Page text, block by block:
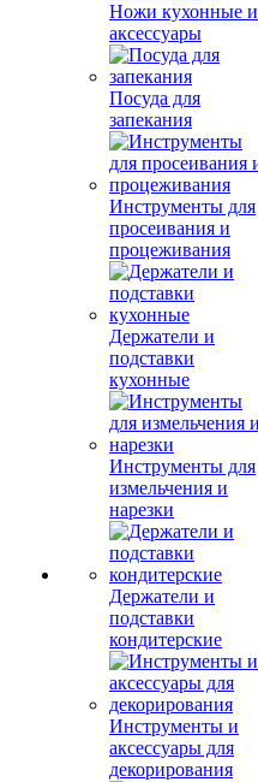
Ножи кухонные и
аксессуары
Посуда для
запекания
Инструменты для
просеивания и
процеживания
Держатели и
подставки
кухонные
Инструменты для
измельчения и
нарезки
Держатели и
подставки
кондитерские
Инструменты и
аксессуары для
декорирования